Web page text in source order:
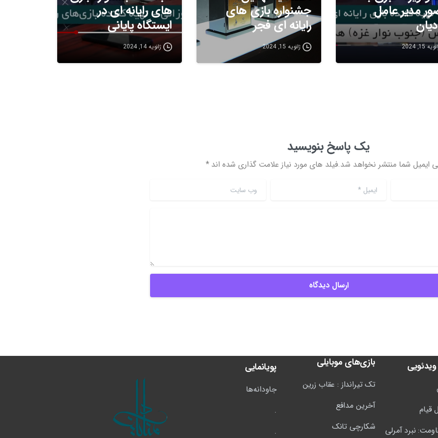
مدیر عامل
15, 2024
جشنواره بازی های
رایانه ای فجر
ژانویه 15, 2024
های رایانه ای در
ایستگاه پایانی
ژانویه 14, 2024
یک پاسخ بنویسید
ایمیل شما منتشر نخواهد شد.فیلد های مورد نیاز علامت گذاری شده اند *
ایمیل * وب سایت
قیام
نبرد آمرلی
بازی‌های موبایلی
تک تیرانداز : عقاب زرین
آخرین مدافع
شکارچی تانک
پویانمایی
جاودانه‌ها
.
.